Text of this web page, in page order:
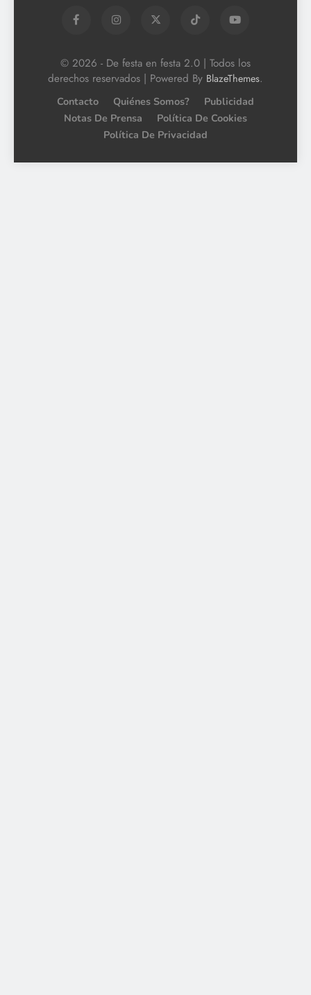
© 2026 - De festa en festa 2.0 | Todos los
derechos reservados | Powered By BlazeThemes.
Contacto Quiénes Somos?
Publicidad
Notas De Prensa
Política De Cookies
Política De Privacidad